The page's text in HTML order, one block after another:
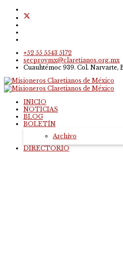
+52 55 5543 5172
secprovmx@claretianos.org.mx
Cuauhtémoc 939. Col. Narvarte,
INICIO
NOTICIAS
BLOG
BOLETÍN
Archivo
DIRECTORIO